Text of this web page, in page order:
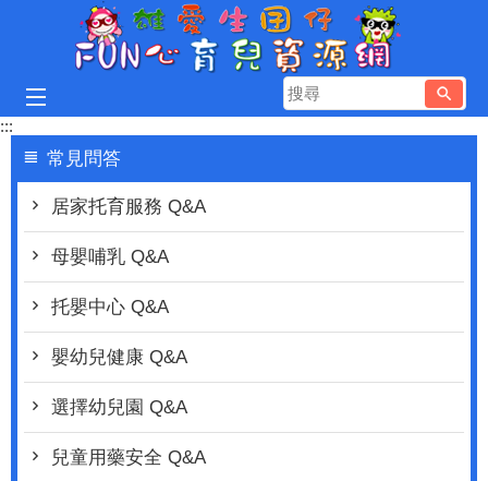
跳到主要內容區塊
搜
尋
:::
常見問答
居家托育服務 Q&A
母嬰哺乳 Q&A
托嬰中心 Q&A
嬰幼兒健康 Q&A
選擇幼兒園 Q&A
兒童用藥安全 Q&A